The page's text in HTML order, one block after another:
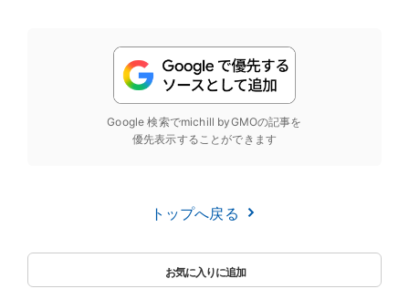
Google 検索でmichill byGMOの記事を
優先表示することができます
トップへ戻る